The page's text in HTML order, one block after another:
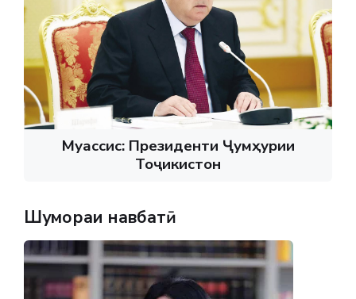
Муассис: Президенти Ҷумҳурии
Тоҷикистон
Шумораи навбатӣ